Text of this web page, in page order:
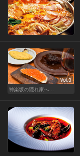
Vol.3
神楽坂の隠れ家へ…